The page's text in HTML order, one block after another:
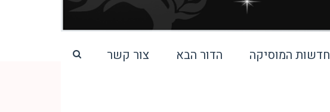
חדשות המוסיקה הדור הבא צור קשר